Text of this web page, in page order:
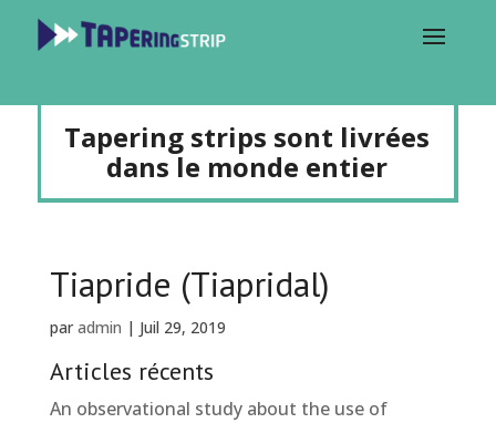
Tapering strips sont livrées
dans le monde entier
Tiapride (Tiapridal)
paradmin | Juil 29, 2019
Articles récents
An observational study about the use of